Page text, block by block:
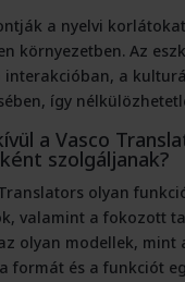
a nyelvi
környezetben. Az
a
így
a Vasco
szolgáljanak?
olyan
valamint a fokozott
olyan modellek,
formát és a funkciót